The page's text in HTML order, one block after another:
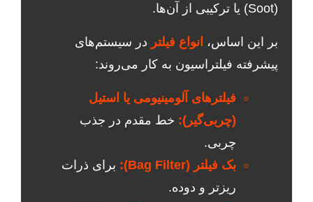
(Soot) یا ترکیبی از آن‌ها.
بر این اساس، انواع فیلتر در سیستم‌های
پیشرفته فیلتراسیون به کار می‌روند:
فیلترهای آلومینیومی یا استیل
(چربی‌گیر): خط مقدم در جذب
چربی.
بک فیلتر (Bag Filter):
برای ذرات
ریزتر و دوده.